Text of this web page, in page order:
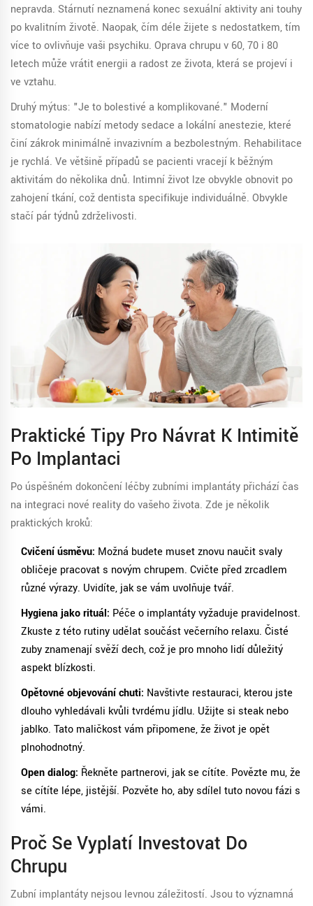
nepravda. Stárnutí neznamená konec sexuální aktivity ani touhy
po kvalitním životě. Naopak, čím déle žijete s nedostatkem, tím
více to ovlivňuje vaši psychiku. Oprava chrupu v 60, 70 i 80
letech může vrátit energii a radost ze života, která se projeví i
ve vztahu.
Druhý mýtus: "Je to bolestivé a komplikované." Moderní
stomatologie nabízí metody sedace a lokální anestezie, které
činí zákrok minimálně invazivním a bezbolestným. Rehabilitace
je rychlá. Ve většině případů se pacienti vracejí k běžným
aktivitám do několika dnů. Intimní život lze obvykle obnovit po
zahojení tkání, což dentista specifikuje individuálně. Obvykle
stačí pár týdnů zdrželivosti.
Praktické Tipy Pro Návrat K Intimitě
Po Implantaci
Po úspěšném dokončení léčby zubními implantáty přichází čas
na integraci nové reality do vašeho života. Zde je několik
praktických kroků:
Cvičení úsměvu: Možná budete muset znovu naučit svaly
obličeje pracovat s novým chrupem. Cvičte před zrcadlem
různé výrazy. Uvidíte, jak se vám uvolňuje tvář.
Hygiena jako rituál: Péče o implantáty vyžaduje pravidelnost.
Zkuste z této rutiny udělat součást večerního relaxu. Čisté
zuby znamenají svěží dech, což je pro mnoho lidí důležitý
aspekt blízkosti.
Opětovné objevování chuti: Navštivte restauraci, kterou jste
dlouho vyhledávali kvůli tvrdému jídlu. Užijte si steak nebo
jablko. Tato maličkost vám připomene, že život je opět
plnohodnotný.
Open dialog: Řekněte partnerovi, jak se cítíte. Povězte mu, že
se cítíte lépe, jistější. Pozvěte ho, aby sdílel tuto novou fázi s
vámi.
Proč Se Vyplatí Investovat Do
Chrupu
Zubní implantáty nejsou levnou záležitostí. Jsou to významná